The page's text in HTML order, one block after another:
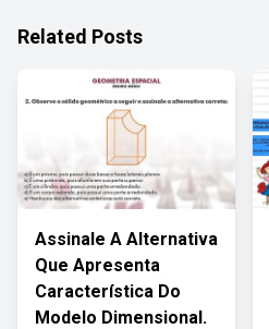
Related Posts
Assinale A Alternativa
Que Apresenta
Característica Do
Modelo Dimensional.